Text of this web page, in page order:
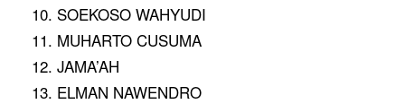
10. SOEKOSO WAHYUDI
11. MUHARTO CUSUMA
12. JAMA’AH
13. ELMAN NAWENDRO